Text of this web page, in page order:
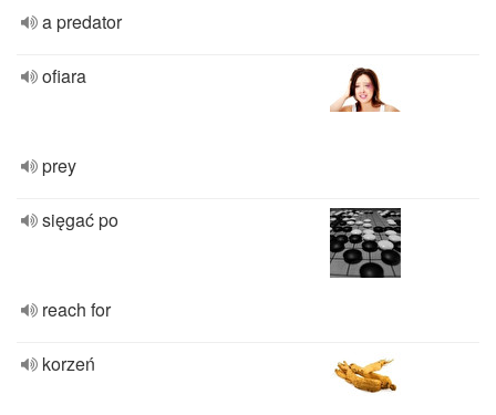
a predator
ofiara
prey
sięgać po
reach for
korzeń